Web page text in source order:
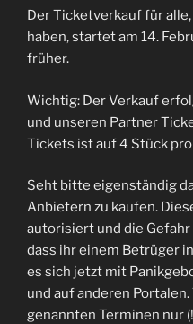
Der Ticketverkauf für
haben, startet am 14.
früher.
Wichtig: Der Verkauf
und unseren Partner
Tickets ist auf 4 Stück
Seht bitte eigenständig
Anbietern zu kaufen.
autorisiert und die
dass ihr einem Betrüger
es sich jetzt mit
und auf anderen
genannten Terminen nur